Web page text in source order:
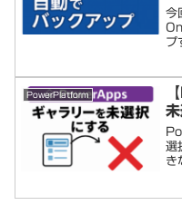
今
プ
PowerPlatform
選
き